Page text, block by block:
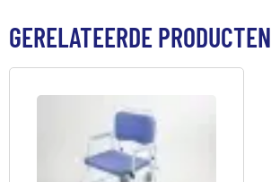
GERELATEERDE PRODUCTEN